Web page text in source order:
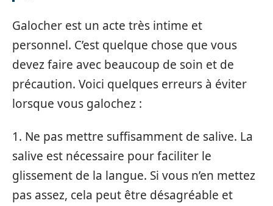
Galocher est un acte très intime et
personnel. C’est quelque chose que vous
devez faire avec beaucoup de soin et de
précaution. Voici quelques erreurs à éviter
lorsque vous galochez :
1. Ne pas mettre suffisamment de salive. La
salive est nécessaire pour faciliter le
glissement de la langue. Si vous n’en mettez
pas assez, cela peut être désagréable et